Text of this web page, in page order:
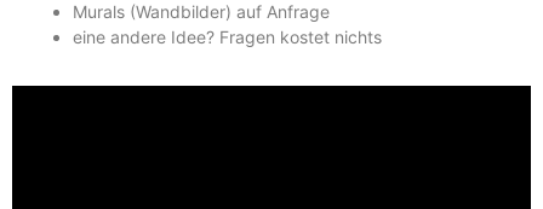
Murals (Wandbilder) auf Anfrage
eine andere Idee? Fragen kostet nichts